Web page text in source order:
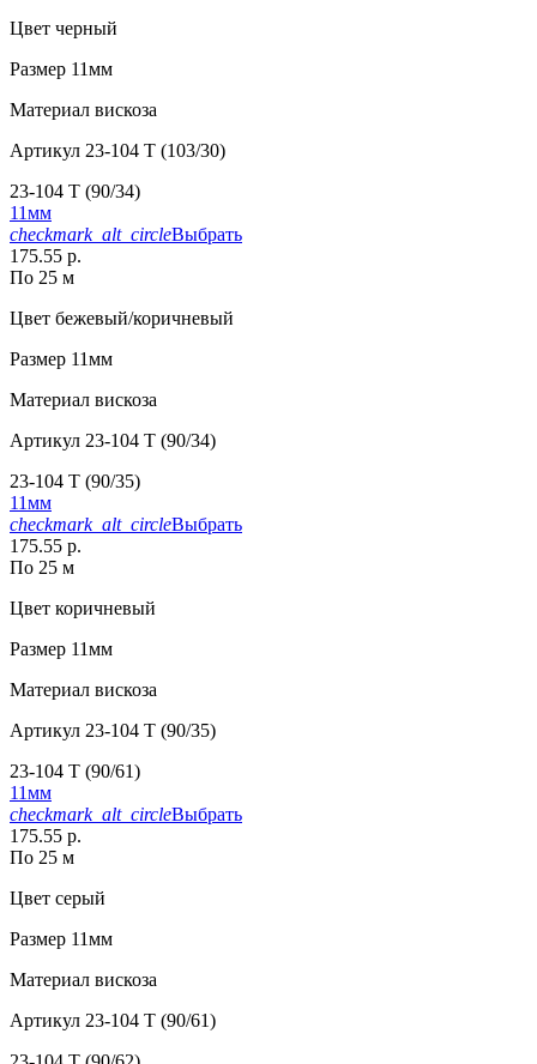
Цвет черный
Размер 11мм
Материал вискоза
Артикул 23-104 T (103/30)
23-104 T (90/34)
11мм
checkmark_alt_circleВыбрать
175.55 р.
По 25 м
Цвет бежевый/коричневый
Размер 11мм
Материал вискоза
Артикул 23-104 T (90/34)
23-104 T (90/35)
11мм
checkmark_alt_circleВыбрать
175.55 р.
По 25 м
Цвет коричневый
Размер 11мм
Материал вискоза
Артикул 23-104 T (90/35)
23-104 T (90/61)
11мм
checkmark_alt_circleВыбрать
175.55 р.
По 25 м
Цвет серый
Размер 11мм
Материал вискоза
Артикул 23-104 T (90/61)